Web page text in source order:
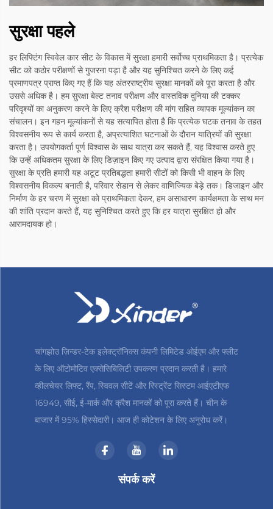
सुरक्षा पहले
हर लिफ्टिंग स्विवेल कार सीट के विकास में सुरक्षा हमारी सर्वोच्च प्राथमिकता है। प्रत्येक
सीट को कठोर परीक्षणों से गुजरना पड़ा है और यह सुनिश्चित करने के लिए कई
प्रमाणपत्र प्राप्त किए गए हैं कि यह अंतरराष्ट्रीय सुरक्षा मानकों को पूरा करता है और
उससे अधिक है। हम सुरक्षा बेल्ट तनाव परीक्षण और वास्तविक दुनिया की टक्कर
परिदृश्यों का अनुकरण करने के लिए क्रैश परीक्षण की मांग सहित व्यापक मूल्यांकन का
संचालन। इन गहन मूल्यांकनों से यह सत्यापित होता है कि प्रत्येक घटक तनाव के तहत
विश्वसनीय रूप से कार्य करता है, अप्रत्याशित घटनाओं के दौरान यात्रियों की सुरक्षा
करता है। उपयोगकर्ता पूर्ण विश्वास के साथ यात्रा कर सकते हैं, यह विश्वास करते हुए
कि उन्हें अधिकतम सुरक्षा के लिए डिज़ाइन किए गए उत्पाद द्वारा संरक्षित किया गया है।
सुरक्षा के प्रति हमारी यह अटूट प्रतिबद्धता हमारी सीटों को किसी भी वाहन के लिए
विश्वसनीय विकल्प बनाती है, परिवार सेडान से लेकर वाणिज्यिक बेड़े तक। डिजाइन और
निर्माण के हर चरण में सुरक्षा को प्राथमिकता देकर, हम असाधारण कार्यक्षमता के साथ मन
की शांति प्रदान करते हैं, यह सुनिश्चित करते हुए कि हर यात्रा सुरक्षित हो और
आरामदायक हो।
चांगझोउ ज़िन्डर-टेक इलेक्ट्रॉनिक्स कंपनी लिमिटेड ओईएम और फ्लीट
के लिए ऑटोमोटिव एक्सेसिबिलिटी उपकरण प्रदान करती है। हमारे
व्हीलचेयर लिफ्ट, रैंप, स्विवल सीटें और रिस्ट्रेंट सिस्टम आईएटीएफ
16949, सीई, ई-मार्क और क्रैश मानकों को पूरा करते हैं। चीन के
बाजार में 95% हिस्सेदारी। आज ही कोटेशन के लिए अनुरोध करें।
संपर्क करें